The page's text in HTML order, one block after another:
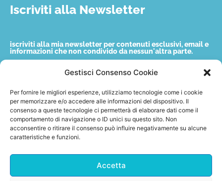
Gestisci Consenso Cookie
Per fornire le migliori esperienze, utilizziamo tecnologie come i cookie
per memorizzare e/o accedere alle informazioni del dispositivo. Il
consenso a queste tecnologie ci permetterà di elaborare dati come il
comportamento di navigazione o ID unici su questo sito. Non
acconsentire o ritirare il consenso può influire negativamente su alcune
caratteristiche e funzioni.
Accetta
Iscriviti alla Newsletter
iscriviti alla mia newsletter per contenuti esclusivi, email e
informazioni che non condivido da nessun'altra parte.
Email